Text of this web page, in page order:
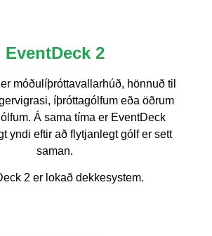
EventDeck 2
móðulíþróttavallarhúð, hönnuð til
íþróttagólfum eða öðrum
Á sama tíma er EventDeck
yndi eftir að flytjanlegt gólf er sett
saman.
2 er lokað dekkesystem.